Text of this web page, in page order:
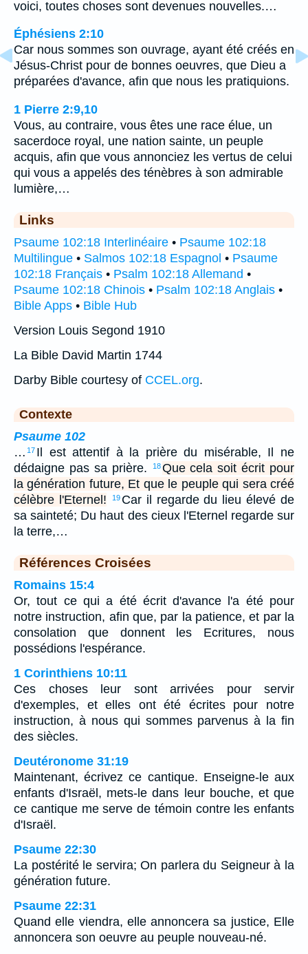
voici, toutes choses sont devenues nouvelles.…
Éphésiens 2:10
Car nous sommes son ouvrage, ayant été créés en
Jésus-Christ pour de bonnes oeuvres, que Dieu a
préparées d'avance, afin que nous les pratiquions.
1 Pierre 2:9,10
Vous, au contraire, vous êtes une race élue, un
sacerdoce royal, une nation sainte, un peuple
acquis, afin que vous annonciez les vertus de celui
qui vous a appelés des ténèbres à son admirable
lumière,…
Links
Psaume 102:18 Interlinéaire • Psaume 102:18
Multilingue • Salmos 102:18 Espagnol • Psaume
102:18 Français • Psalm 102:18 Allemand •
Psaume 102:18 Chinois • Psalm 102:18 Anglais •
Bible Apps • Bible Hub
Version Louis Segond 1910
La Bible David Martin 1744
Darby Bible courtesy of CCEL.org.
Contexte
Psaume 102
… 17 Il est attentif à la prière du misérable, Il ne
dédaigne pas sa prière.
18 Que cela soit écrit pour
la génération future, Et que le peuple qui sera créé
célèbre l'Eternel!
19 Car il regarde du lieu élevé de
sa sainteté; Du haut des cieux l'Eternel regarde sur
la terre,…
Références Croisées
Romains 15:4
Or, tout ce qui a été écrit d'avance l'a été pour
notre instruction, afin que, par la patience, et par la
consolation que donnent les Ecritures, nous
possédions l'espérance.
1 Corinthiens 10:11
Ces choses leur sont arrivées pour servir
d'exemples, et elles ont été écrites pour notre
instruction, à nous qui sommes parvenus à la fin
des siècles.
Deutéronome 31:19
Maintenant, écrivez ce cantique. Enseigne-le aux
enfants d'Israël, mets-le dans leur bouche, et que
ce cantique me serve de témoin contre les enfants
d'Israël.
Psaume 22:30
La postérité le servira; On parlera du Seigneur à la
génération future.
Psaume 22:31
Quand elle viendra, elle annoncera sa justice, Elle
annoncera son oeuvre au peuple nouveau-né.